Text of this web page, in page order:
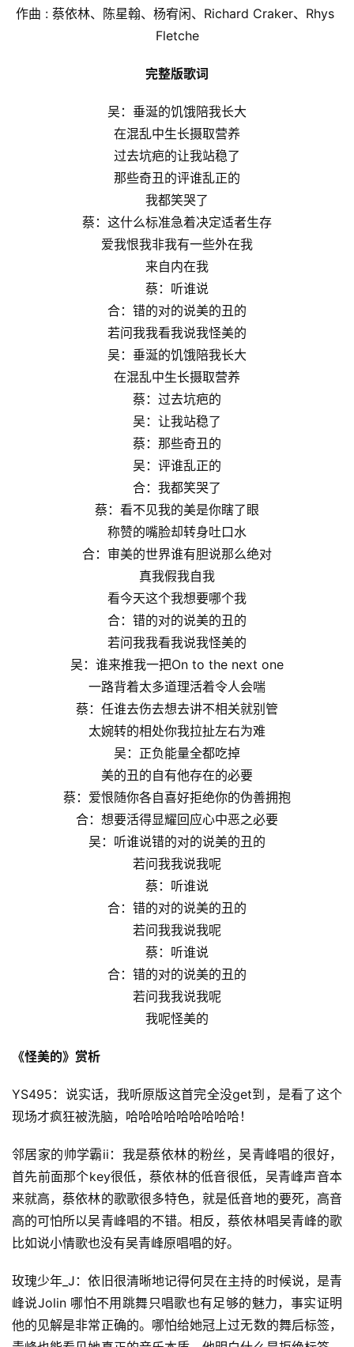
作曲 : 蔡依林、陈星翰、杨宥闲、Richard Craker、Rhys
Fletche
完整版歌词
吴：垂涎的饥饿陪我长大
在混乱中生长摄取营养
过去坑疤的让我站稳了
那些奇丑的评谁乱正的
我都笑哭了
蔡：这什么标准急着决定适者生存
爱我恨我非我有一些外在我
来自内在我
蔡：听谁说
合：错的对的说美的丑的
若问我我看我说我怪美的
吴：垂涎的饥饿陪我长大
在混乱中生长摄取营养
蔡：过去坑疤的
吴：让我站稳了
蔡：那些奇丑的
吴：评谁乱正的
合：我都笑哭了
蔡：看不见我的美是你瞎了眼
称赞的嘴脸却转身吐口水
合：审美的世界谁有胆说那么绝对
真我假我自我
看今天这个我想要哪个我
合：错的对的说美的丑的
若问我我看我说我怪美的
吴：谁来推我一把On to the next one
一路背着太多道理活着令人会喘
蔡：任谁去伤去想去讲不相关就别管
太婉转的相处你我拉扯左右为难
吴：正负能量全都吃掉
美的丑的自有他存在的必要
蔡：爱恨随你各自喜好拒绝你的伪善拥抱
合：想要活得显耀回应心中恶之必要
吴：听谁说错的对的说美的丑的
若问我我说我呢
蔡：听谁说
合：错的对的说美的丑的
若问我我说我呢
蔡：听谁说
合：错的对的说美的丑的
若问我我说我呢
我呢怪美的
《怪美的》赏析
YS495：说实话，我听原版这首完全没get到，是看了这个
现场才疯狂被洗脑，哈哈哈哈哈哈哈哈哈！
邻居家的帅学霸ii：我是蔡依林的粉丝，吴青峰唱的很好，
首先前面那个key很低，蔡依林的低音很低，吴青峰声音本
来就高，蔡依林的歌歌很多特色，就是低音地的要死，高音
高的可怕所以吴青峰唱的不错。相反，蔡依林唱吴青峰的歌
比如说小情歌也没有吴青峰原唱唱的好。
玫瑰少年_J：依旧很清晰地记得何炅在主持的时候说，是青
峰说Jolin 哪怕不用跳舞只唱歌也有足够的魅力，事实证明
他的见解是非常正确的。哪怕给她冠上过无数的舞后标签，